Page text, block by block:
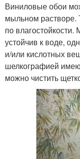
Виниловые обои
мыльном растворе.
по
устойчив к воде,
и/или кислотных
шелкографией
можно чистить